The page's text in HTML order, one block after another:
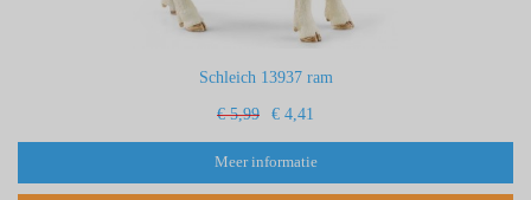
Schleich 13937 ram
€ 5,99 € 4,41
Meer informatie